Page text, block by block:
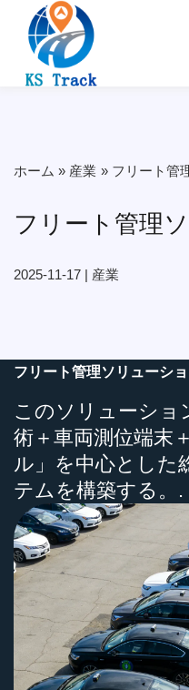
ホーム 産業 フリート管
フリート管理
2025-11-17 産業
フリート管理ソリューシ
このソリューショ
術＋車両測位端末
ル」を中心とした
テムを構築する。.